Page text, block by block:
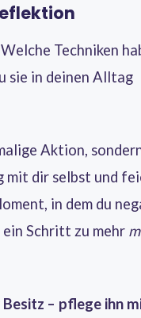
Techniken
sie in deinen Alltag
Aktion,
mit dir selbst und
in dem du
Schritt zu mehr
– pflege ihn